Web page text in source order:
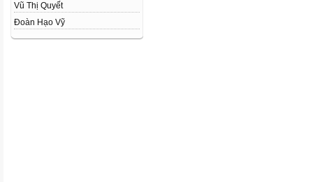
Vũ Thị Quyết
Đoàn Hạo Vỹ